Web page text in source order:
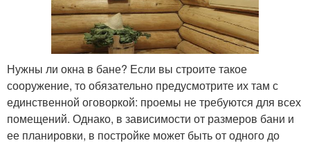
Нужны ли окна в бане? Если вы строите такое
сооружение, то обязательно предусмотрите их там с
единственной оговоркой: проемы не требуются для всех
помещений. Однако, в зависимости от размеров бани и
ее планировки, в постройке может быть от одного до